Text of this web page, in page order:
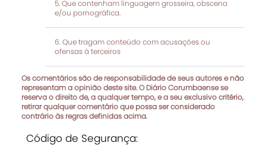
Que contenham linguagem grosseira, obscena
e/ou pornográfica.
Que tragam conteúdo com acusações ou
ofensas à terceiros
Os comentários são de responsabilidade de seus autores e não
representam a opinião deste site. O Diário Corumbaense se
reserva o direito de, a qualquer tempo, e a seu exclusivo critério,
retirar qualquer comentário que possa ser considerado
contrário às regras definidas acima.
Código de Segurança: